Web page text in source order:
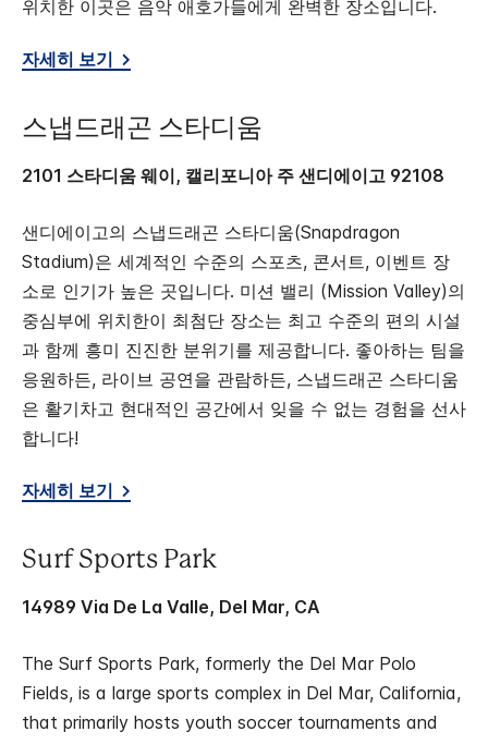
위치한 이곳은 음악 애호가들에게 완벽한 장소입니다.
자세히 보기
스냅드래곤 스타디움
2101 스타디움 웨이, 캘리포니아 주 샌디에이고 92108
샌디에이고의 스냅드래곤 스타디움(Snapdragon
Stadium)은 세계적인 수준의 스포츠, 콘서트, 이벤트 장
소로 인기가 높은 곳입니다. 미션 밸리 (Mission Valley)의
중심부에 위치한이 최첨단 장소는 최고 수준의 편의 시설
과 함께 흥미 진진한 분위기를 제공합니다. 좋아하는 팀을
응원하든, 라이브 공연을 관람하든, 스냅드래곤 스타디움
은 활기차고 현대적인 공간에서 잊을 수 없는 경험을 선사
합니다!
자세히 보기
Surf Sports Park
14989 Via De La Valle, Del Mar, CA
The Surf Sports Park, formerly the Del Mar Polo
Fields, is a large sports complex in Del Mar, California,
that primarily hosts youth soccer tournaments and